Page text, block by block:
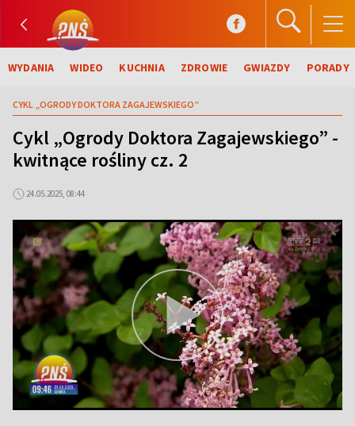
WYDANIA WIDEO KUCHNIA ZDROWIE GWIAZDY PORADY
CYKL „OGRODY DOKTORA ZAGAJEWSKIEGO”
Cykl „Ogrody Doktora Zagajewskiego” -
kwitnące rośliny cz. 2
24.05.2025, 08:44